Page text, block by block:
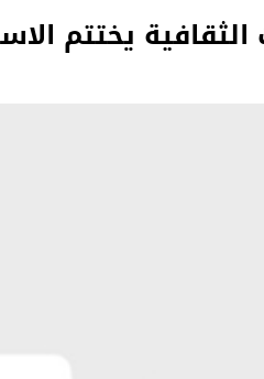
مرفأ بيروت: هل العدالة قريبة؟
بعد حادثة دمياط
الثقافية يختتم